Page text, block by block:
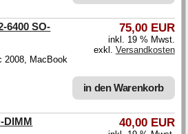
6400 SO-
2008, MacBook
75,00 EUR
inkl. 19 % Mwst.
exkl. Versandkosten
in den Warenkorb
DIMM 40,00 EUR